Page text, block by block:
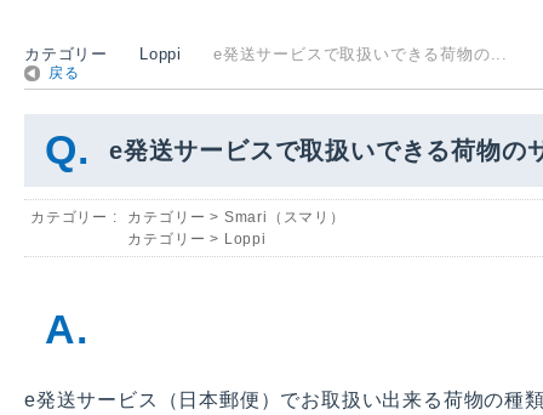
カテゴリー Loppi e発送サービスで取扱いできる荷物の...
戻る
e発送サービスで取扱いできる荷物の
カテゴリー : カテゴリー > Smari（スマリ）
カテゴリー > Loppi
e発送サービス（日本郵便）でお取扱い出来る荷物の種